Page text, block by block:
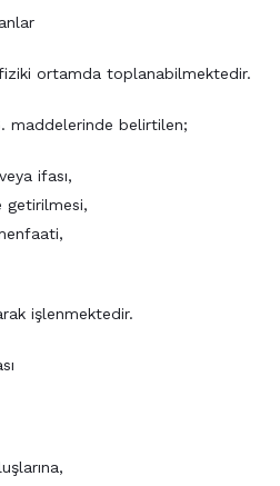
fiziki ortamda toplanabilmektedir.
maddelerinde belirtilen;
ifası,
getirilmesi,
işlenmektedir.